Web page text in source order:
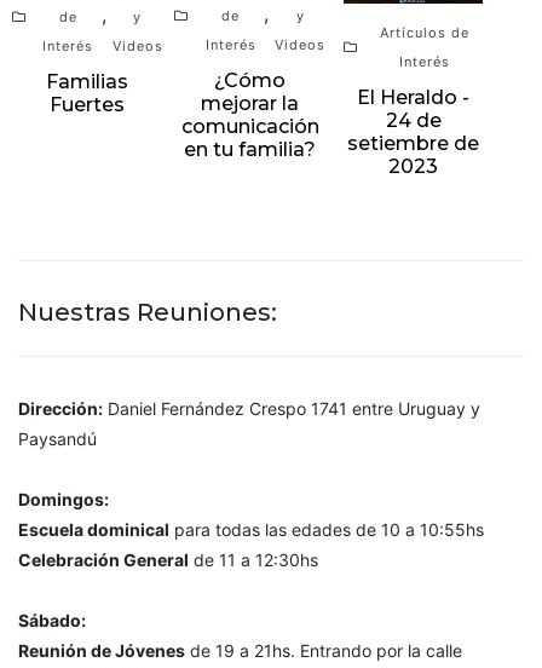
de
Interés
,
y
Videos
Familias
Fuertes
de
Interés
,
y
Videos
¿Cómo
mejorar la
comunicación
en tu familia?
Artículos de
Interés
El Heraldo -
24 de
setiembre de
2023
Nuestras Reuniones:
Dirección: Daniel Fernández Crespo 1741 entre Uruguay y
Paysandú
Domingos:
Escuela dominical para todas las edades de 10 a 10:55hs
Celebración General de 11 a 12:30hs
Sábado:
Reunión de Jóvenes de 19 a 21hs. Entrando por la calle